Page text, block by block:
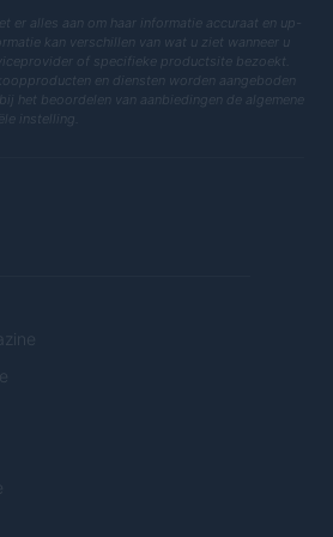
er alles aan om haar informatie accuraat en up-
kan verschillen van wat u ziet wanneer u
of specifieke productsite bezoekt.
en diensten worden aangeboden
het beoordelen van aanbiedingen de algemene
instelling.